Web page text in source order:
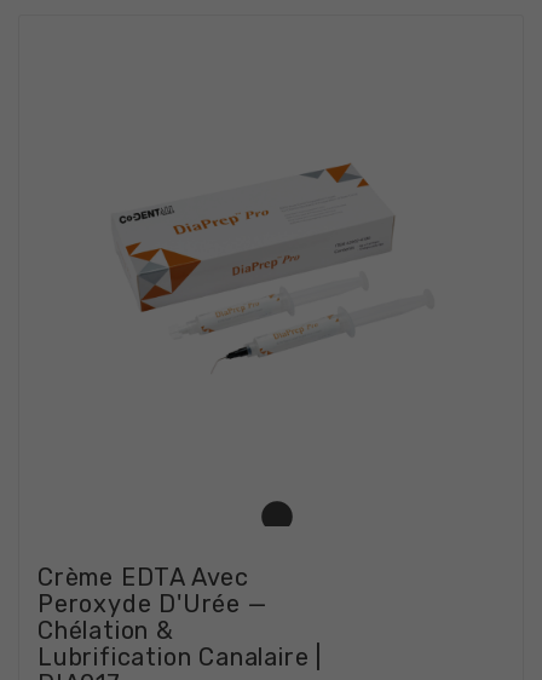
Crème EDTA Avec
Peroxyde D'Urée —
Chélation &
Lubrification Canalaire |